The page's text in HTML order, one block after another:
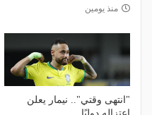
منذ يومين
"انتهى وقتي".. نيمار يعلن